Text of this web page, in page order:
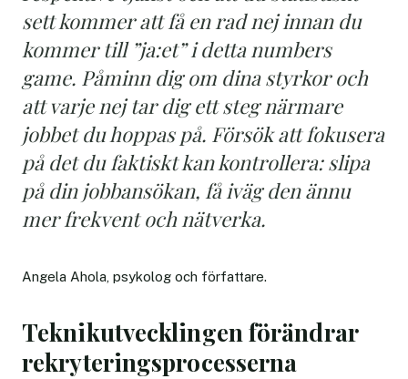
sett kommer att få en rad nej innan du
kommer till ”ja:et” i detta numbers
game. Påminn dig om dina styrkor och
att varje nej tar dig ett steg närmare
jobbet du hoppas på. Försök att fokusera
på det du faktiskt kan kontrollera: slipa
på din jobbansökan, få iväg den ännu
mer frekvent och nätverka.
Angela Ahola, psykolog och författare.
Teknikutvecklingen förändrar
rekryteringsprocesserna